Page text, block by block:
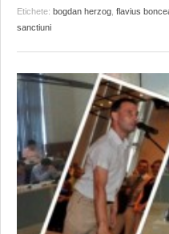
Etichete: bogdan herzog flavius
sanctiuni